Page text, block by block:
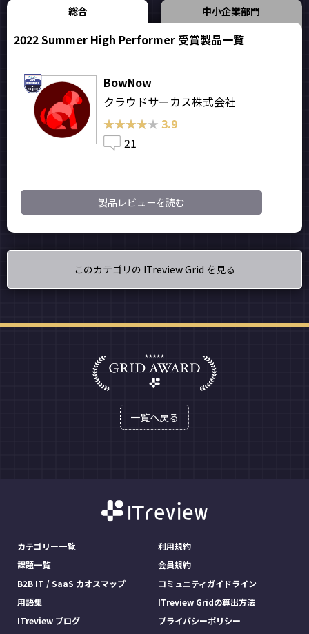
総合 中小企業部門
2022 Summer High Performer 受賞製品一覧
BowNow
クラウドサーカス株式会社
★★★★★
★★★★★ 3.9
21
製品レビューを読む
このカテゴリの ITreview Grid を見る
一覧へ戻る
カテゴリー一覧
課題一覧
B2B IT / SaaS カオスマップ
用語集
ITreview ブログ
利用規約
会員規約
コミュニティガイドライン
ITreview Gridの算出方法
プライバシーポリシー